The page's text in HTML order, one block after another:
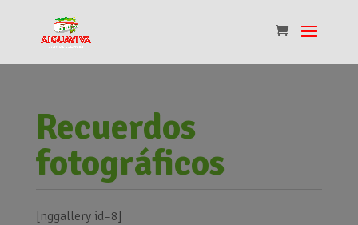
Recuerdos
fotográficos
[nggallery id=8]